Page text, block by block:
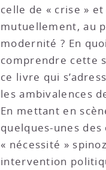
celle de « crise »
mutuellement, au
modernité ? En
comprendre cette
ce livre qui
les ambivalences
En mettant en
quelques-unes
« nécessité »
intervention